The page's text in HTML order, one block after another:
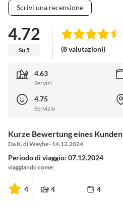
Scrivi una recensione
4.72
Su 5 (8 valutazioni)
4.63
Servizi
4.75
Servizio
Kurze Bewertung eines Kunden
Da K. di Weyhe · 14.12.2024
Periodo di viaggio: 07.12.2024
viaggiando come:
4 4 4